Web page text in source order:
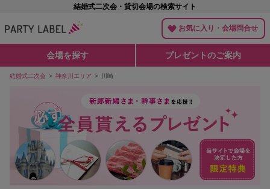
結婚式二次会・貸切会場の検索サイト
お気に入り・会場問合せ
会場を探す プレゼントのご案内
結婚式二次会 神奈川エリア 川崎